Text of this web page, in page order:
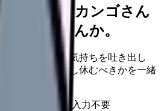
いなら、カンゴさん
てみませんか。
ません。今の気持ちを吐き出し
るべきか、少し休むべきかを一緒
なし
病院名は入力不要